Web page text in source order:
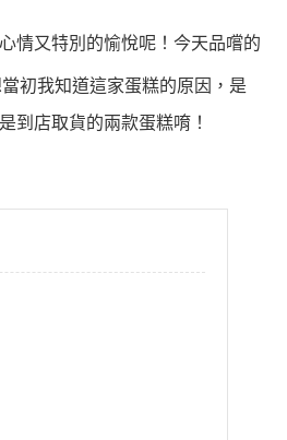
情又特別的愉悅呢！今天品嚐的
初我知道這家蛋糕的原因，是
到店取貨的兩款蛋糕唷！